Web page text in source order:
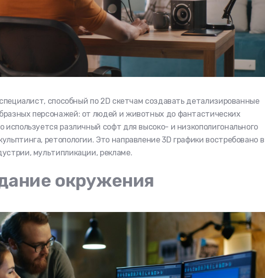
способный по 2D скетчам создавать детализированные
персонажей: от людей и животных до фантастических
используется различный софт для высоко- и низкополигонального
ретопологии. Это направление 3D графики востребовано в
мультипликации, рекламе.
окружения